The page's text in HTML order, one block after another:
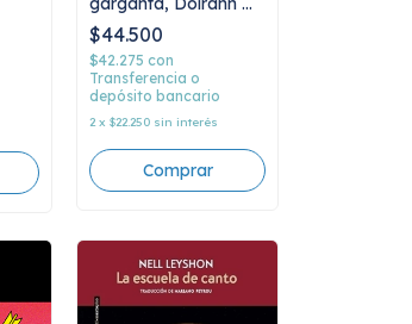
Ghríofa
$44.500
$42.275 con
Transferencia o
depósito bancario
2 x $22.250 sin interés